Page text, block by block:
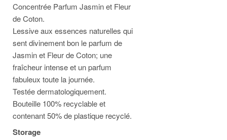
Concentrée Parfum Jasmin et Fleur
de Coton.
Lessive aux essences naturelles qui
sent divinement bon le parfum de
Jasmin et Fleur de Coton; une
fraîcheur intense et un parfum
fabuleux toute la journée.
Testée dermatologiquement.
Bouteille 100% recyclable et
contenant 50% de plastique recyclé.
Storage